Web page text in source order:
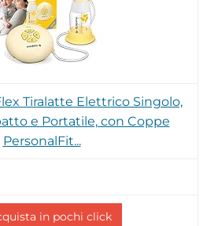
Tiralatte Elettrico Singolo,
e Portatile, con Coppe
PersonalFit...
in pochi click